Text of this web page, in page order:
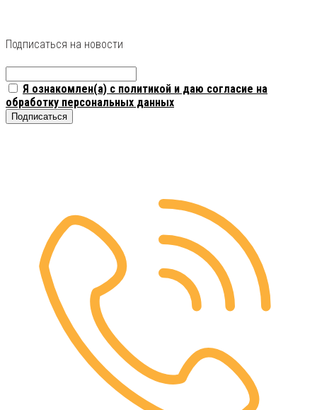
Подписаться на новости
Я ознакомлен(а) с политикой и даю согласие на
обработку персональных данных